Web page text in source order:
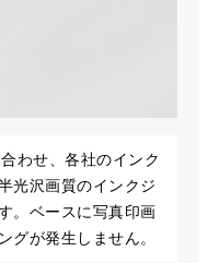
わせ、各社のインク
光沢画質のインクジ
。ベースに写真印画
グが発生しません。